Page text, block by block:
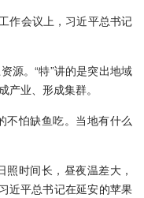
作会议上，习近平总书记
源。“特”讲的是突出地域
产业、形成集群。
不怕缺鱼吃。当地有什么
时间长，昼夜温差大，
近平总书记在延安的苹果